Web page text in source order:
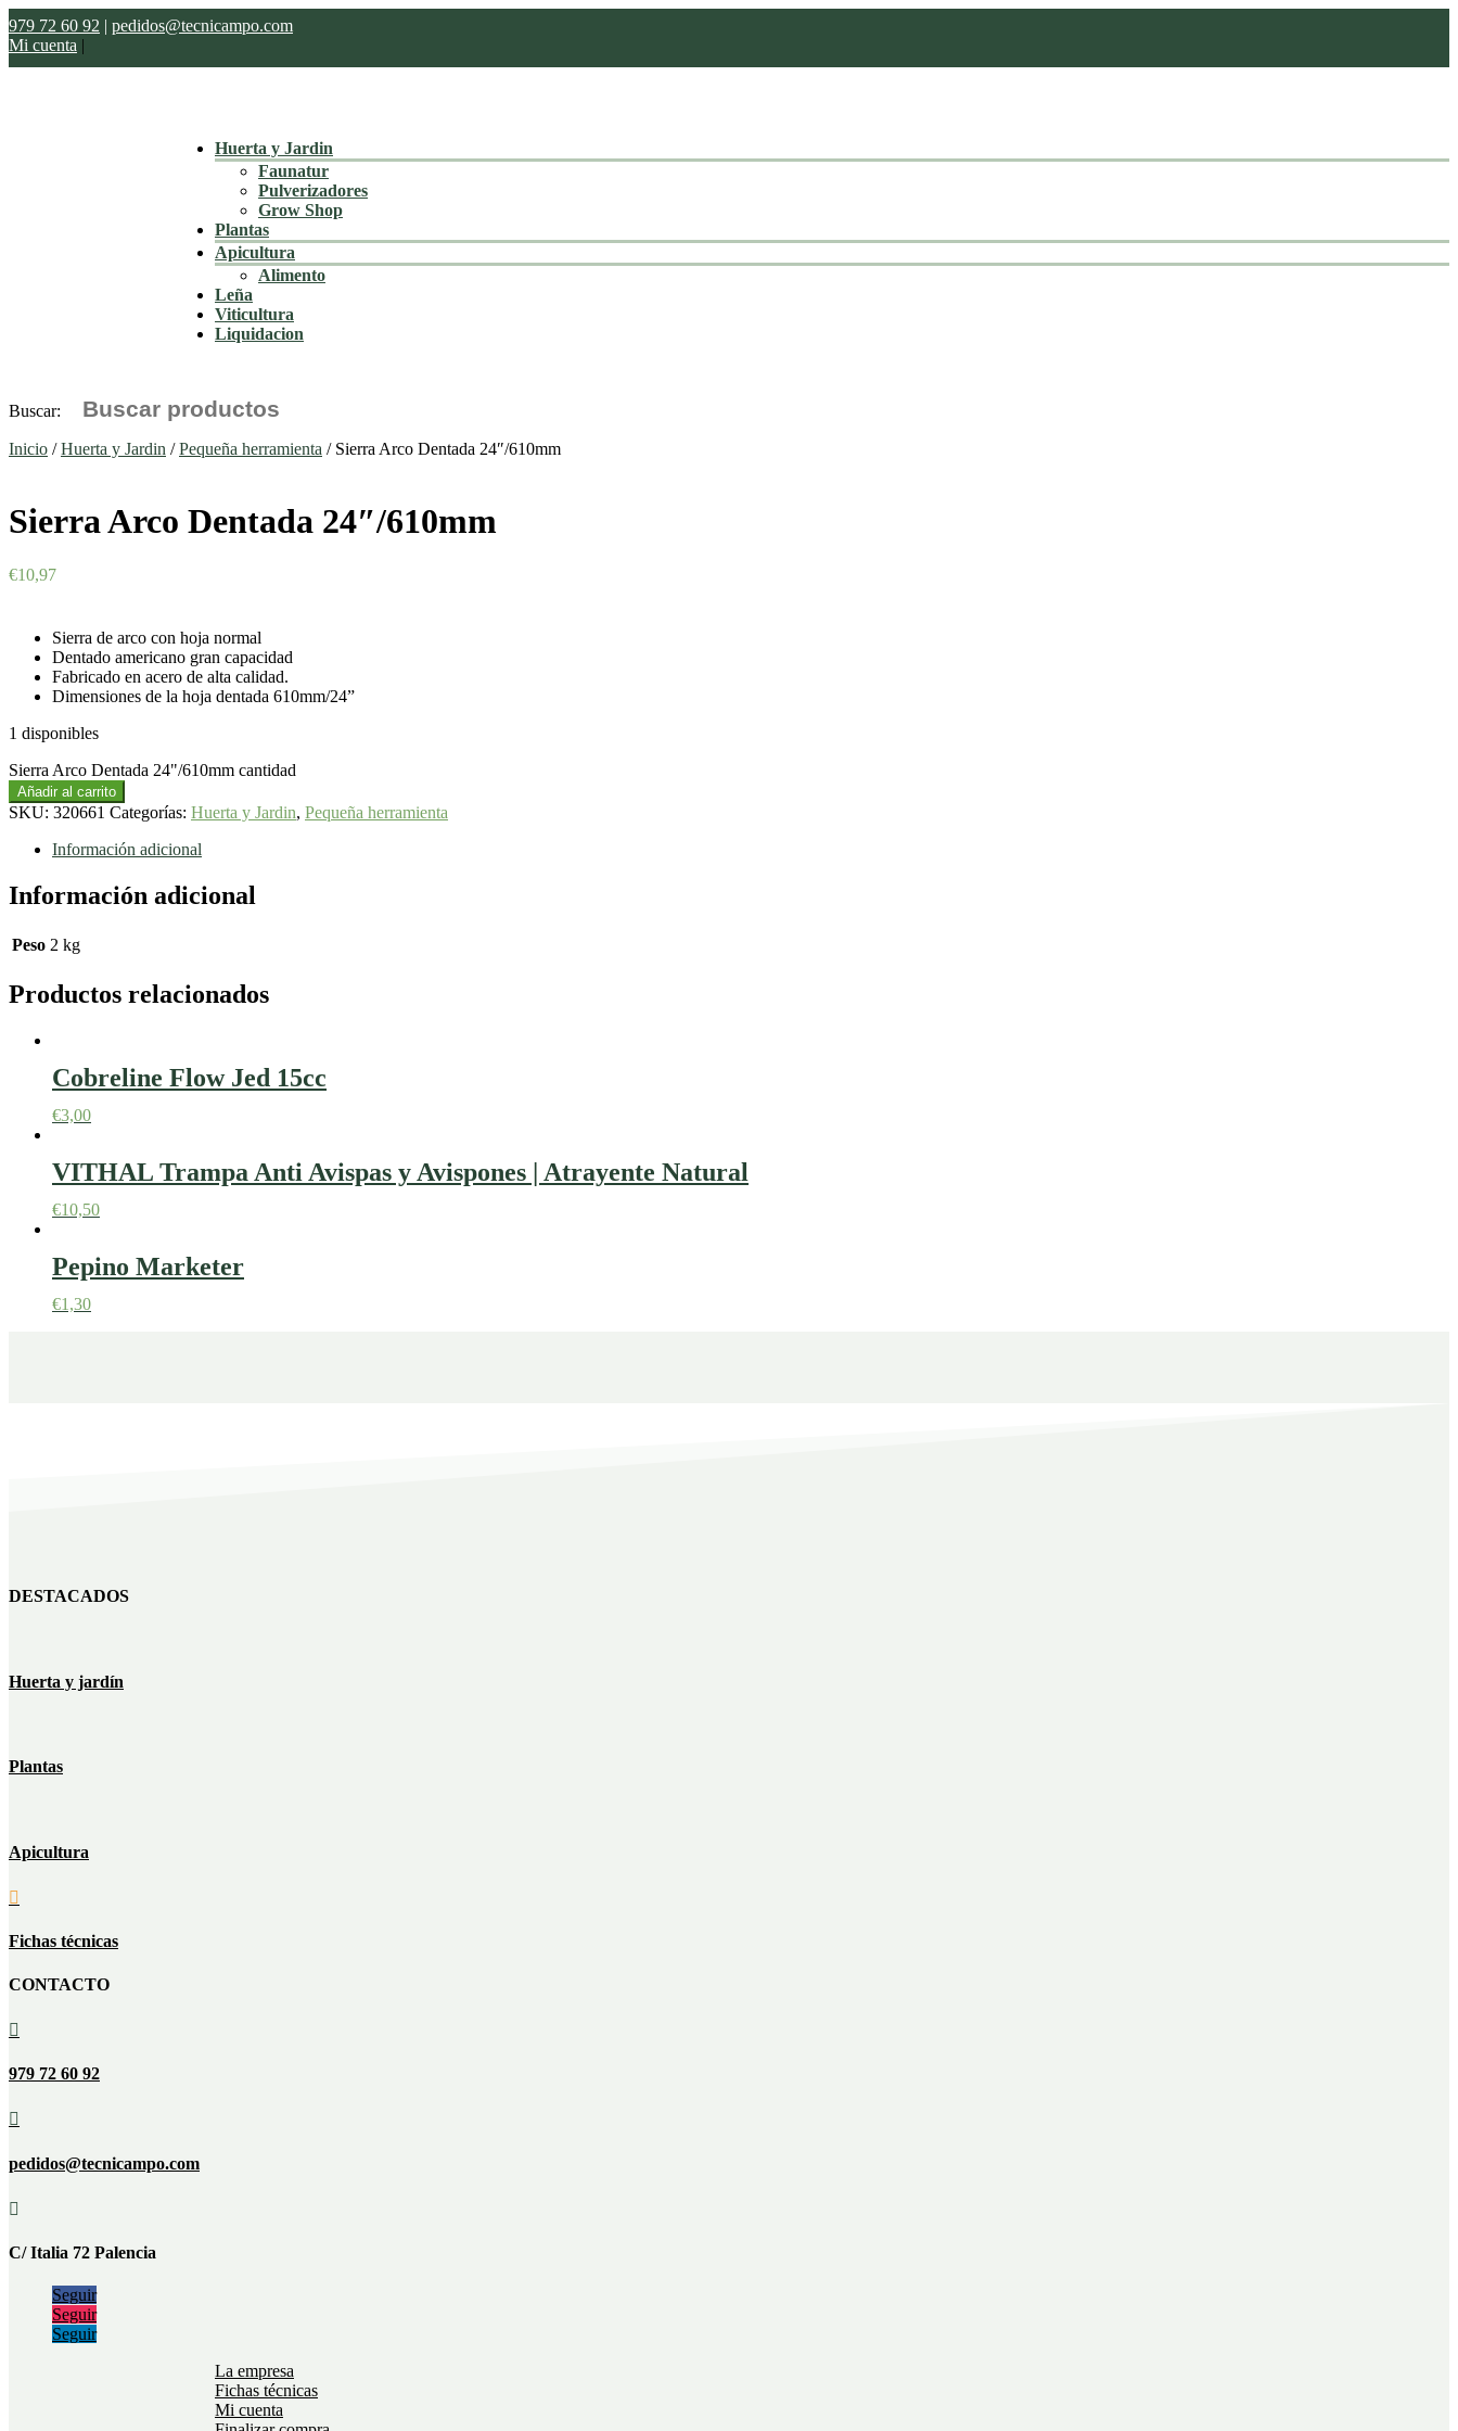
979 72 60 92 | pedidos@tecnicampo.com
Mi cuenta |
Huerta y Jardin
Faunatur
Pulverizadores
Grow Shop
Plantas
Apicultura
Alimento
Leña
Viticultura
Liquidacion
Buscar:
Inicio /Huerta y Jardin /Pequeña herramienta / Sierra Arco Dentada 24″/610mm
Sierra Arco Dentada 24″/610mm
€10,97
Sierra de arco con hoja normal
Dentado americano gran capacidad
Fabricado en acero de alta calidad.
Dimensiones de la hoja dentada 610mm/24”
1 disponibles
Sierra Arco Dentada 24"/610mm cantidad
Añadir al carrito
SKU: 320661 Categorías: Huerta y Jardin, Pequeña herramienta
Información adicional
Información adicional
Peso 2 kg
Productos relacionados
Cobreline Flow Jed 15cc
€3,00
VITHAL Trampa Anti Avispas y Avispones | Atrayente Natural
€10,50
Pepino Marketer
€1,30
DESTACADOS
Huerta y jardín
Plantas
Apicultura

Fichas técnicas
CONTACTO

979 72 60 92

pedidos@tecnicampo.com

C/ Italia 72 Palencia
Seguir
Seguir
Seguir
La empresa
Fichas técnicas
Mi cuenta